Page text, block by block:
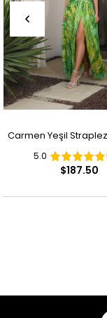
Carmen Yeşil
Desenli Abiye
5.0
$187.50